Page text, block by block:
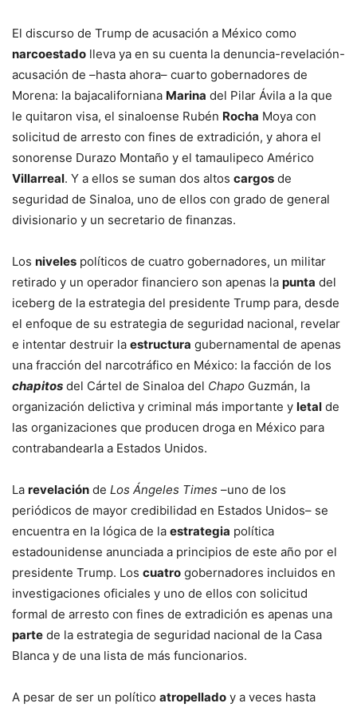
El discurso de Trump de acusación a México como
narcoestado lleva ya en su cuenta la denuncia-revelación-
acusación de –hasta ahora– cuarto gobernadores de
Morena: la bajacaliforniana Marina del Pilar Ávila a la que
le quitaron visa, el sinaloense Rubén Rocha Moya con
solicitud de arresto con fines de extradición, y ahora el
sonorense Durazo Montaño y el tamaulipeco Américo
Villarreal. Y a ellos se suman dos altos cargos de
seguridad de Sinaloa, uno de ellos con grado de general
divisionario y un secretario de finanzas.
Los niveles políticos de cuatro gobernadores, un militar
retirado y un operador financiero son apenas la punta del
iceberg de la estrategia del presidente Trump para, desde
el enfoque de su estrategia de seguridad nacional, revelar
e intentar destruir la estructura gubernamental de apenas
una fracción del narcotráfico en México: la facción de los
chapitos del Cártel de Sinaloa del Chapo Guzmán, la
organización delictiva y criminal más importante y letal de
las organizaciones que producen droga en México para
contrabandearla a Estados Unidos.
La revelación de Los Ángeles Times –uno de los
periódicos de mayor credibilidad en Estados Unidos– se
encuentra en la lógica de la estrategia política
estadounidense anunciada a principios de este año por el
presidente Trump. Los cuatro gobernadores incluidos en
investigaciones oficiales y uno de ellos con solicitud
formal de arresto con fines de extradición es apenas una
parte de la estrategia de seguridad nacional de la Casa
Blanca y de una lista de más funcionarios.
A pesar de ser un político atropellado y a veces hasta